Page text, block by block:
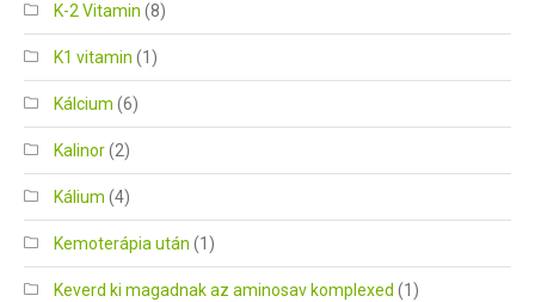
K-2 Vitamin (8)
K1 vitamin (1)
Kálcium (6)
Kalinor(2)
Kálium (4)
Kemoterápia után (1)
Keverd ki magadnak az aminosav komplexed (1)